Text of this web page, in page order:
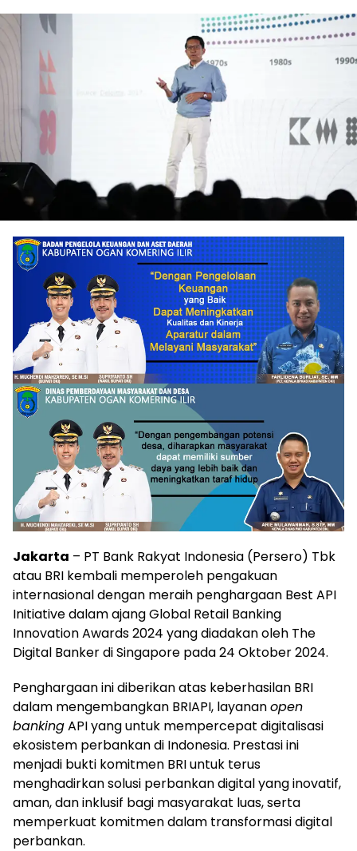
Jakarta – PT Bank Rakyat Indonesia (Persero) Tbk
atau BRI kembali memperoleh pengakuan
internasional dengan meraih penghargaan Best API
Initiative dalam ajang Global Retail Banking
Innovation Awards 2024 yang diadakan oleh The
Digital Banker di Singapore pada 24 Oktober 2024.
Penghargaan ini diberikan atas keberhasilan BRI
dalam mengembangkan BRIAPI, layananopen
bankingAPI yang untuk mempercepat digitalisasi
ekosistem perbankan di Indonesia. Prestasi ini
menjadi bukti komitmen BRI untuk terus
menghadirkan solusi perbankan digital yang inovatif,
aman, dan inklusif bagi masyarakat luas, serta
memperkuat komitmen dalam transformasi digital
perbankan.